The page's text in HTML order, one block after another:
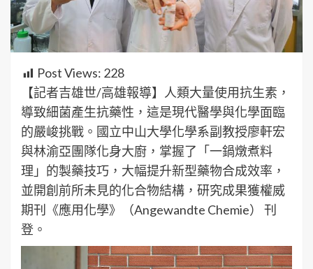
Post Views: 228
【記者吉雄世/高雄報導】人類大量使用抗生素，
導致細菌產生抗藥性，這是現代醫學與化學面臨
的嚴峻挑戰。國立中山大學化學系副教授廖軒宏
與林渝亞團隊化身大廚，掌握了「一鍋燉煮料
理」的製藥技巧，大幅提升新型藥物合成效率，
並開創前所未見的化合物結構，研究成果獲權威
期刊《應用化學》（Angewandte Chemie） 刊
登。